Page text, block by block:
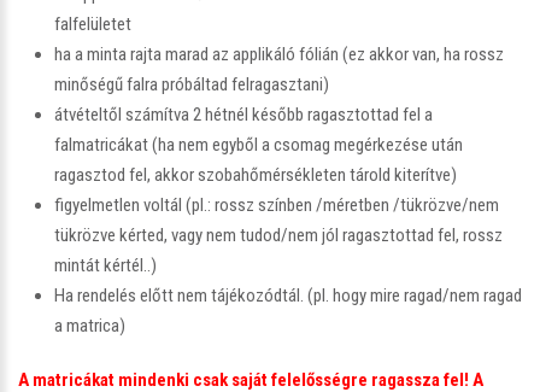
falfelületet
ha a minta rajta marad az applikáló fólián (ez akkor van, ha rossz
minőségű falra próbáltad felragasztani)
átvételtől számítva 2 hétnél később ragasztottad fel a
falmatricákat (ha nem egyből a csomag megérkezése után
ragasztod fel, akkor szobahőmérsékleten tárold kiterítve)
figyelmetlen voltál (pl.: rossz színben /méretben /tükrözve/nem
tükrözve kérted, vagy nem tudod/nem jól ragasztottad fel, rossz
mintát kértél..)
Ha rendelés előtt nem tájékozódtál. (pl. hogy mire ragad/nem ragad
a matrica)
A matricákat mindenki csak saját felelősségre ragassza fel! A